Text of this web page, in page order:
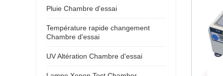
Pluie Chambre d'essai
Température rapide changement
Chambre d'essai
UV Altération Chambre d'essai